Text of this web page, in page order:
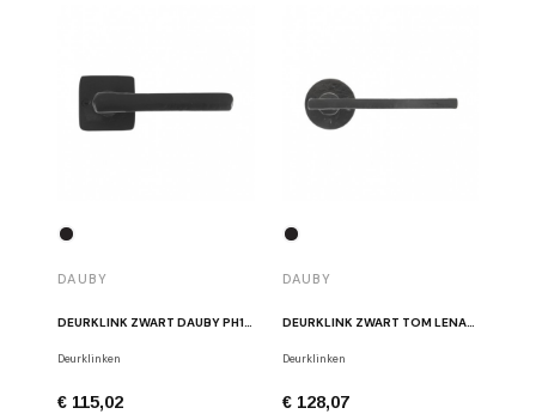
DAUBY
DEURKLINK ZWART DAUBY PH1920/50Q VO
Deurklinken
€ 115,02
DAUBY
DEURKLINK ZWART TOM LENAERTS PH2017/50F VO
Deurklinken
€ 128,07